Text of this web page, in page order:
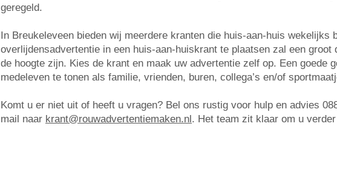
geregeld.
In Breukeleveen bieden wij meerdere kranten die huis-aan-huis wekelijks
overlijdensadvertentie in een huis-aan-huiskrant te plaatsen zal een groot
de hoogte zijn. Kies de krant en maak uw advertentie zelf op. Een goede
medeleven te tonen als familie, vrienden, buren, collega’s en/of
Komt u er niet uit of heeft u vragen? Bel ons rustig voor hulp en advies
mail naar krant@rouwadvertentiemaken.nl. Het team zit klaar om u